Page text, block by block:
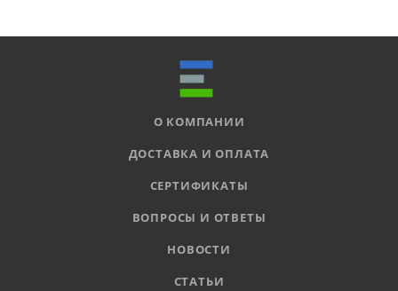
О КОМПАНИИ
ДОСТАВКА И ОПЛАТА
СЕРТИФИКАТЫ
ВОПРОСЫ И ОТВЕТЫ
НОВОСТИ
СТАТЬИ